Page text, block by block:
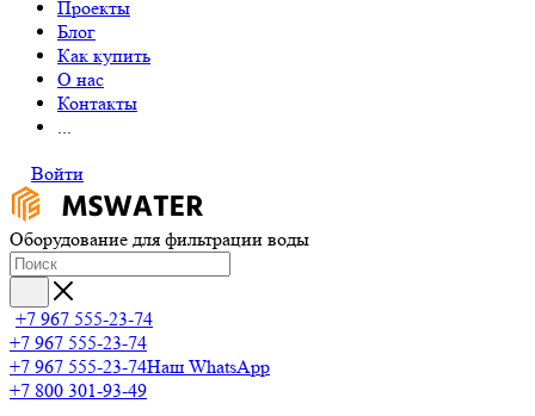
Проекты
Блог
Как купить
О нас
Контакты
...
Войти
Оборудование для фильтрации воды
+7 967 555-23-74
+7 967 555-23-74
+7 967 555-23-74Наш WhatsApp
+7 800 301-93-49